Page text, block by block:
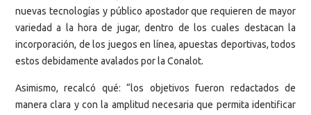
nuevas tecnologías y público apostador que requieren de mayor
variedad a la hora de jugar, dentro de los cuales destacan la
incorporación, de los juegos en línea, apuestas deportivas, todos
estos debidamente avalados por la Conalot.
Asimismo, recalcó qué: “los objetivos fueron redactados de
manera clara y con la amplitud necesaria que permita identificar